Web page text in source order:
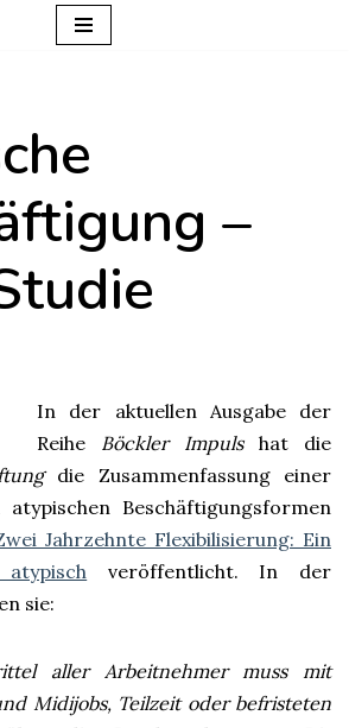
–
In der aktuellen Ausgabe der
Reihe Böckler Impulshat die
die Zusammenfassung einer
Beschäftigungsformen
Jahrzehnte Flexibilisierung: Ein
veröffentlicht. In der
sie:
aller Arbeitnehmer muss mit
Midijobs, Teilzeit oder befristeten